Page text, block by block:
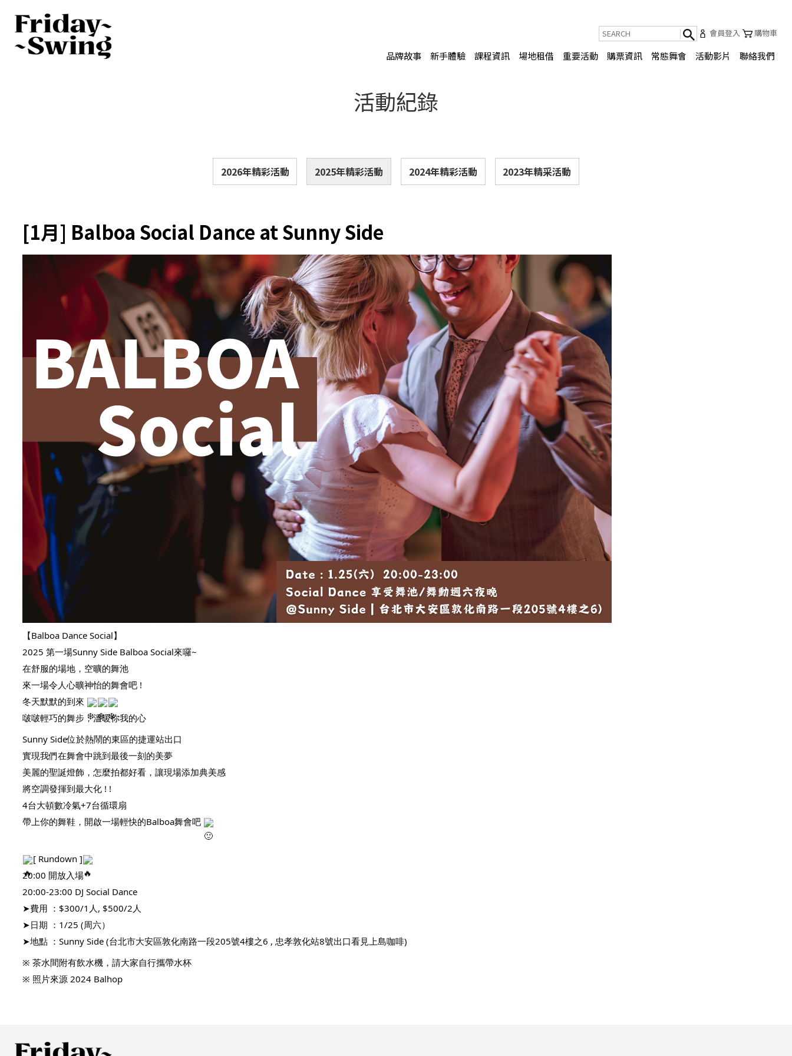
會員登入 購物車
品牌故事 新手體驗 課程資訊 場地租借 重要活動 購票資訊 常態舞會 活動影片 聯絡我們
活動紀錄
2026年精彩活動 2025年精彩活動 2024年精彩活動 2023年精采活動
[1月] Balboa Social Dance at Sunny Side
【Balboa Dance Social】
2025 第一場Sunny Side Balboa Social來囉~
在舒服的場地，空曠的舞池
來一場令人心曠神怡的舞會吧 !
冬天默默的到來
啵啵輕巧的舞步，溫暖你我的心
Sunny Side位於熱鬧的東區的捷運站出口
實現我們在舞會中跳到最後一刻的美夢
美麗的聖誕燈飾，怎麼拍都好看，讓現場添加典美感
將空調發揮到最大化 ! !
4台大頓數冷氣+7台循環扇
帶上你的舞鞋，開啟一場輕快的Balboa舞會吧
[ Rundown ]
20:00 開放入場
20:00-23:00 DJ Social Dance
➤費用 ：$300/1人, $500/2人
➤日期 ：1/25 (周六）
➤地點 ：Sunny Side (台北市大安區敦化南路一段205號4樓之6 , 忠孝敦化站8號出口看見上島咖啡)
※ 茶水間附有飲水機，請大家自行攜帶水杯
※ 照片來源 2024 Balhop